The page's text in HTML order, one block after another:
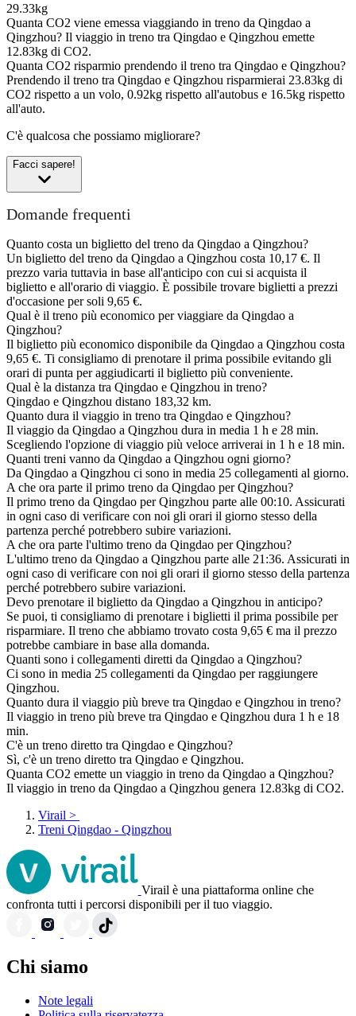
29.33kg
Quanta CO2 viene emessa viaggiando in treno da Qingdao a
Qingzhou? Il viaggio in treno tra Qingdao e Qingzhou emette
12.83kg di CO2.
Quanta CO2 risparmio prendendo il treno tra Qingdao e Qingzhou?
Prendendo il treno tra Qingdao e Qingzhou risparmierai 23.83kg di
CO2 rispetto a un volo, 0.92kg rispetto all'autobus e 16.5kg rispetto
all'auto.
C'è qualcosa che possiamo migliorare?
Facci sapere!
Domande frequenti
Quanto costa un biglietto del treno da Qingdao a Qingzhou?
Un biglietto del treno da Qingdao a Qingzhou costa 10,17 €. Il
prezzo varia tuttavia in base all'anticipo con cui si acquista il
biglietto e all'orario di viaggio. È possibile trovare biglietti a prezzi
d'occasione per soli 9,65 €.
Qual è il treno più economico per viaggiare da Qingdao a
Qingzhou?
Il biglietto più economico disponibile da Qingdao a Qingzhou costa
9,65 €. Ti consigliamo di prenotare il prima possibile evitando gli
orari di punta per aggiudicarti il biglietto più conveniente.
Qual è la distanza tra Qingdao e Qingzhou in treno?
Qingdao e Qingzhou distano 183,32 km.
Quanto dura il viaggio in treno tra Qingdao e Qingzhou?
Il viaggio da Qingdao a Qingzhou dura in media 1 h e 28 min.
Scegliendo l'opzione di viaggio più veloce arriverai in 1 h e 18 min.
Quanti treni vanno da Qingdao a Qingzhou ogni giorno?
Da Qingdao a Qingzhou ci sono in media 25 collegamenti al giorno.
A che ora parte il primo treno da Qingdao per Qingzhou?
Il primo treno da Qingdao per Qingzhou parte alle 00:10. Assicurati
in ogni caso di verificare con noi gli orari il giorno stesso della
partenza perché potrebbero subire variazioni.
A che ora parte l'ultimo treno da Qingdao per Qingzhou?
L'ultimo treno da Qingdao a Qingzhou parte alle 21:36. Assicurati in
ogni caso di verificare con noi gli orari il giorno stesso della partenza
perché potrebbero subire variazioni.
Devo prenotare il biglietto da Qingdao a Qingzhou in anticipo?
Se puoi, ti consigliamo di prenotare i biglietti il prima possibile per
risparmiare. Il treno che abbiamo trovato costa 9,65 € ma il prezzo
potrebbe cambiare in base alla domanda.
Quanti sono i collegamenti diretti da Qingdao a Qingzhou?
Ci sono in media 25 collegamenti da Qingdao per raggiungere
Qingzhou.
Quanto dura il viaggio più breve tra Qingdao e Qingzhou in treno?
Il viaggio in treno più breve tra Qingdao e Qingzhou dura 1 h e 18
min.
C'è un treno diretto tra Qingdao e Qingzhou?
Sì, c'è un treno diretto tra Qingdao e Qingzhou.
Quanta CO2 emette un viaggio in treno da Qingdao a Qingzhou?
Il viaggio in treno da Qingdao a Qingzhou genera 12.83kg di CO2.
Virail >
Treni Qingdao - Qingzhou
Virail è una piattaforma online che
confronta tutti i percorsi disponibili per il tuo viaggio.
Chi siamo
Note legali